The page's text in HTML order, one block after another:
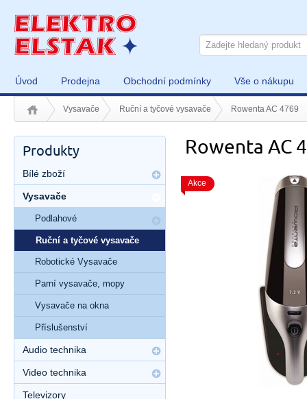
Úvod Prodejna Obchodní podmínky Vše o nákupu
Vysavače Ruční a tyčové vysavače Rowenta AC 4769
Rowenta AC
Akce
Produkty
Bílé zboží
Vysavače
Podlahové
Ruční a tyčové vysavače
Robotické Vysavače
Parní vysavače, mopy
Vysavače na okna
Příslušenství
Audio technika
Video technika
Televizory